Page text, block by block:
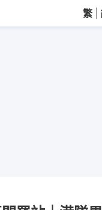
繁